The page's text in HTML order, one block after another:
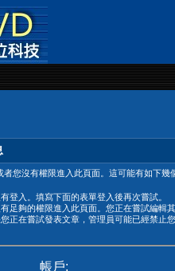
者您沒有權限進入此頁面。這可能有如下幾
登入。填寫下面的表單登入後再次嘗試。
足夠的權限進入此頁面。您正在嘗試編輯
正在嘗試發表文章，管理員可能已經禁止
帳戶: